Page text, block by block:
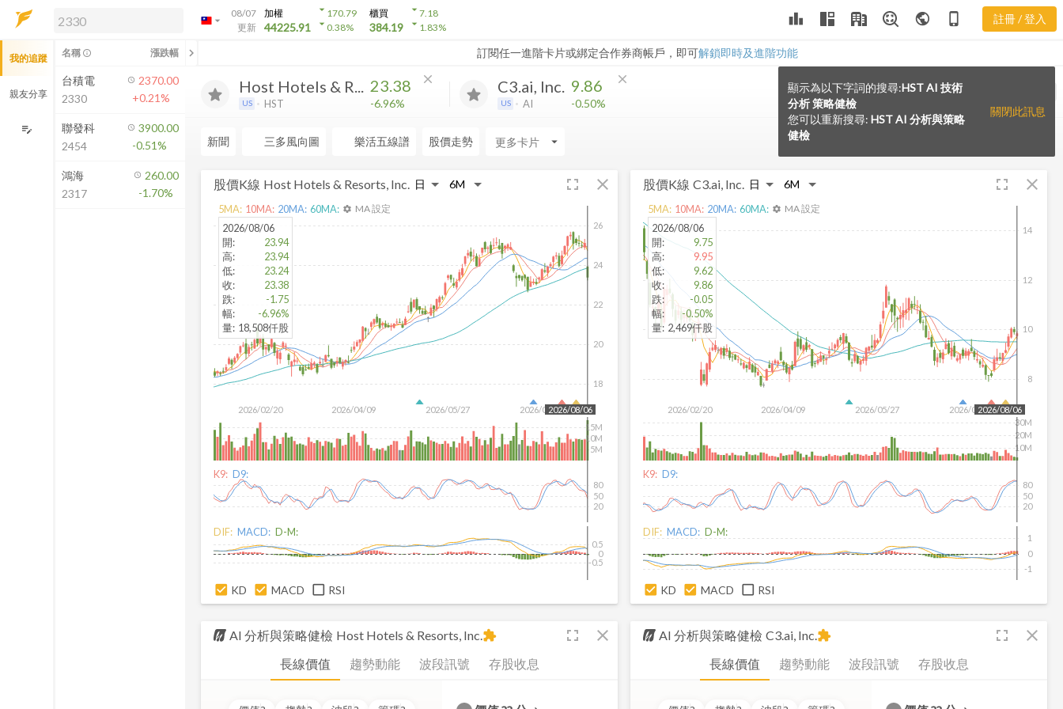
arrow_drop_down
08/07
更新
加權
44225.91
arrow_drop_down170.79
arrow_drop_down0.38%
櫃買
384.19
arrow_drop_down7.18
arrow_drop_down1.83% leaderboard public phone_iphone 註冊 / 登入
訂閱任一進階卡片或綁定合作券商帳戶，即可解鎖即時及進階功能
解鎖即時行情及進階功能
方案」，即可解鎖以下功能：
即時行情
即時市況與排行
成交金額熱力圖
前往方案訂閱
如何綁定合作券商
顯示為以下字詞的搜尋:HST AI 技術
分析 策略健檢
您可以重新搜尋: HST AI 分析與策略
健檢
關閉此訊息
Host Hotels & R...
US HST
23.38
-6.96%
close C3.ai, Inc.
US AI
9.86
-0.50%
close
新聞 三多風向圖 樂活五線譜 股價走勢 arrow_drop_down
股價K線 Host Hotels & Resorts, Inc. fullscreen close
2026/02/20 2026/04/09 2026/05/27 2026/07/15
18
20
22
24
26
2026/08/06
5M
10M
15M
2026/08/06
開:
23.94
高:
23.94
低:
23.24
收:
23.38
跌:
-1.75
幅:
-6.96%
量: 18,508仟股
5MA: 10MA: 20MA: 60MA: settings MA 設定
K9: D9:
20
50
80
DIF: MACD: D-M:
-0.5
0
0.5
KD MACD RSI
股價K線 C3.ai, Inc. fullscreen close
2026/02/20 2026/04/09 2026/05/27 2026/07/15
8
10
12
14
2026/08/06
10M
20M
30M
2026/08/06
開:
9.75
高:
9.95
低:
9.62
收:
9.86
跌:
-0.05
幅:
-0.50%
量: 2,469仟股
5MA: 10MA: 20MA: 60MA: settings MA 設定
K9: D9:
20
50
80
DIF: MACD: D-M:
-1
0
1
KD MACD RSI
AI 分析與策略健檢 Host Hotels & Resorts, Inc. fullscreen close
extension
長線價值 趨勢動能 波段訊號 存股收息
AI 分析與策略健檢 C3.ai, Inc. fullscreen close
extension
長線價值 趨勢動能 波段訊號 存股收息
我的追蹤
親友分享
edit_note
名稱 info_outline 漲跌幅 chevron_left
台積電
2330
2370.00
+0.21%
聯發科
2454
3900.00
-0.51%
鴻海
2317
260.00
-1.70%